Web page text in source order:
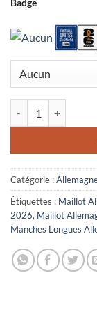
Badge
Catégorie :
Étiquettes : Maillot
2026, Maillot
Manches Longues